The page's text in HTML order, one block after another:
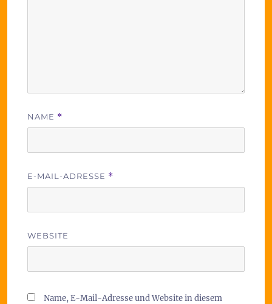
NAME *
E-MAIL-ADRESSE *
WEBSITE
Name, E-Mail-Adresse und Website in diesem